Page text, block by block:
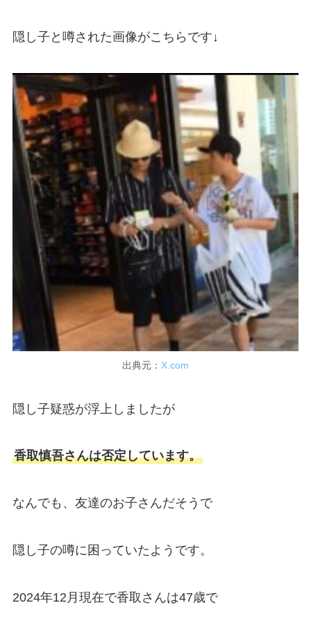
隠し子と噂された画像がこちらです↓
出典元： X.com
隠し子疑惑が浮上しましたが
香取慎吾さんは否定しています。
なんでも、友達のお子さんだそうで
隠し子の噂に困っていたようです。
2024年12月現在で香取さんは47歳で